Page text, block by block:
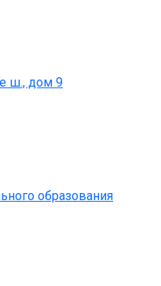
ш., дом 9
образования